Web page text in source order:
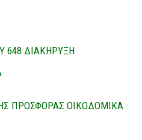
ΔΙΑΚΗΡΥΞΗ
ΠΡΟΣΦΟΡΑΣ ΟΙΚΟΔΟΜΙΚΑ